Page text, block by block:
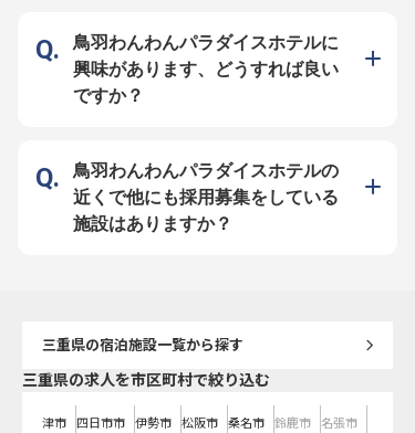
ができます。地元食材を知り尽くし
た料理長とともに様々な調理法で仕
上げていくので、日々学びや発見が
ありますよ。 …SNS活用で話題の人
気旅館で、鳥羽の魅力をお届け！…
旅館文化をお楽しみいただける伝統
と帰宅する様子など、スタッフの人
柄や和やかな旅館の雰囲気が伝わる
ユニークな内容で、ファンを獲得し
の雰囲気が伝わるユニークな内容
で、ファンを獲得しています。 …
『すべてのお客様を笑顔に』がテー
マです… お客様の憩いの時間が豊か
り添う仲居もまた、柔軟なサービス
を通して“憩いの場”を提供します。
統的な面
点は、
ではです
鳥羽わんわんパラダイスホテルに
興味があります、どうすれば良い
ですか？
鳥羽わんわんパラダイスホテルの
近くで他にも採用募集をしている
施設はありますか？
三重県の宿泊施設一覧から探す
三重県の求人を市区町村で絞り込む
津市 四日市市 伊勢市 松阪市 桑名市 鈴鹿市 名張市